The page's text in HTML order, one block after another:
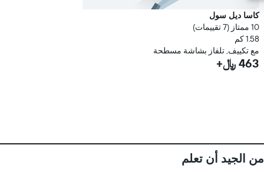
كاسا ديل سول
10 ممتاز (7 تقييمات)
1.58 كم
مع تكييف, تلفاز بشاشة مسطحة
463 ﷼+
من الجيد أن تعلم